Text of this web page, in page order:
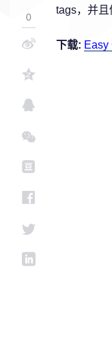
tags，并
下载: Easy
0